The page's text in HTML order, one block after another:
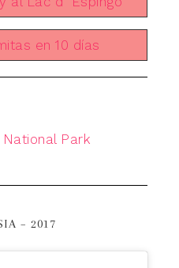
en 10 días
Park
– 2017